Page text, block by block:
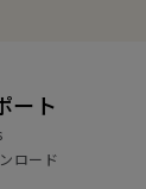
ート
ロード